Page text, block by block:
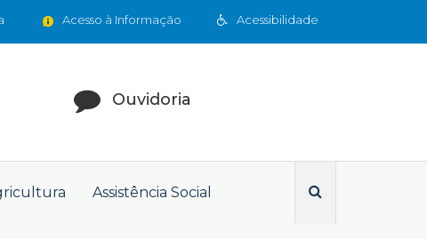
Acessibilidade
Acesso à Informação
Ouvidoria
Assistência Social